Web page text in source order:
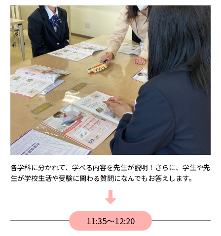
各学科に分かれて、学べる内容を先⽣が説明！さらに、学⽣や先
⽣が学校⽣活や受験に関わる質問になんでもお答えします。
11:35〜12:20